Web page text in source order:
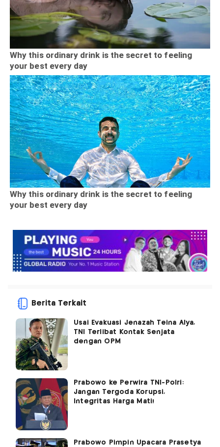
Berita Terkait
Usai Evakuasi Jenazah Teina Alya,
TNI Terlibat Kontak Senjata
dengan OPM
Prabowo ke Perwira TNI-Polri:
Jangan Tergoda Korupsi,
Integritas Harga Mati!
Prabowo Pimpin Upacara Prasetya